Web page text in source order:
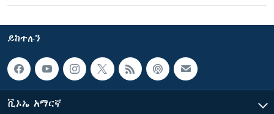
ይከተሉን
ቪኦኤ አማርኛ